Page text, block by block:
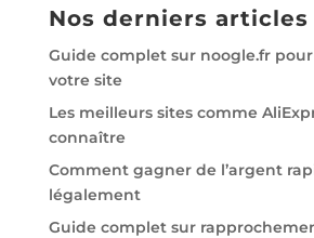
Nos derniers articles
Guide complet sur noogle.fr
votre site
Les meilleurs sites comme
connaître
Comment gagner de l’argent
légalement
Guide complet sur